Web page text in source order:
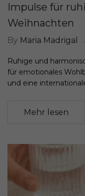
Impulse für
Weihnachten
By Maria Madrigal
Ruhige und
für emotionales
und eine
Mehr lesen